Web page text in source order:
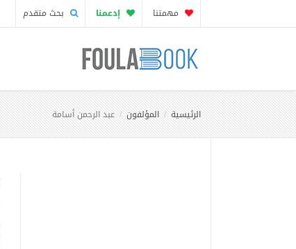
مهمتنا إدعمنا بحث متقدم
الرئيسية المؤلفون عبد الرحمن أسامة